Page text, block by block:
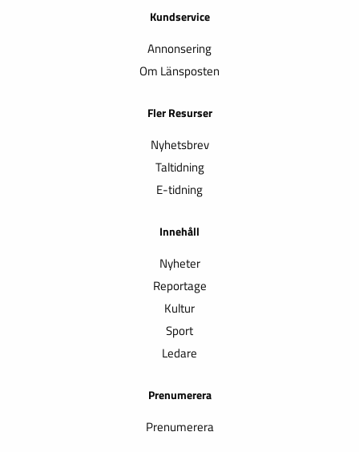
Kundservice
Annonsering
Om Länsposten
Fler Resurser
Nyhetsbrev
Taltidning
E-tidning
Innehåll
Nyheter
Reportage
Kultur
Sport
Ledare
Prenumerera
Prenumerera